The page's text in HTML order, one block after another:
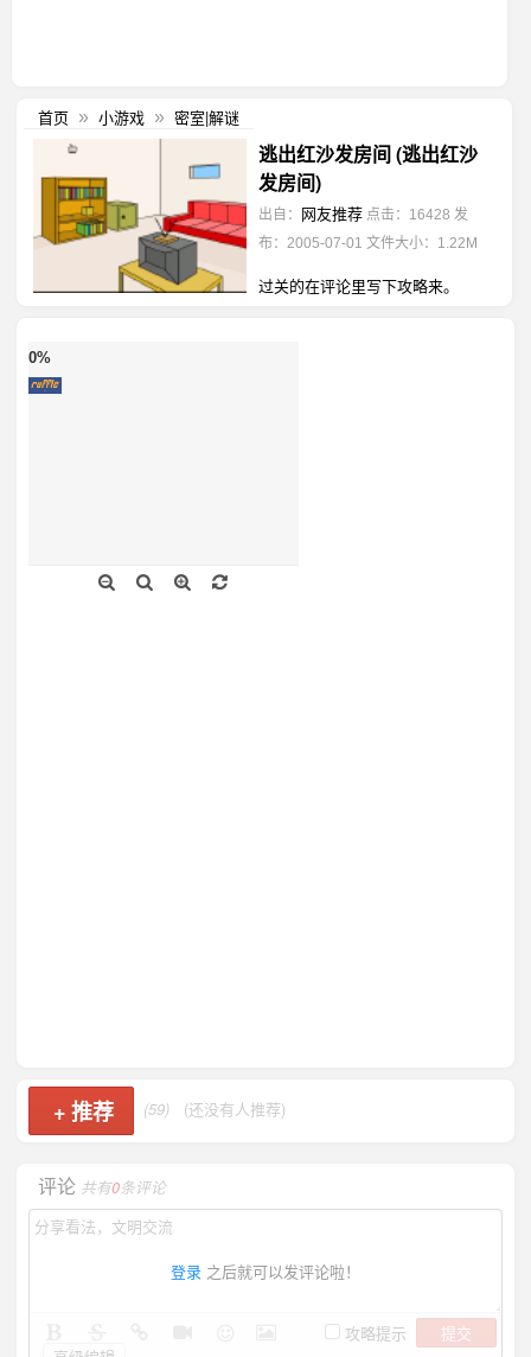
首页 » 小游戏 » 密室|解谜
逃出红沙发房间 (逃出红沙
发房间)
出自： 网友推荐 点击：16428 发
布：2005-07-01 文件大小：1.22M
过关的在评论里写下攻略来。
0%
+推荐 (59) (还没有人推荐)
评论 共有0条评论
登录 之后就可以发评论啦！
攻略提示
提交